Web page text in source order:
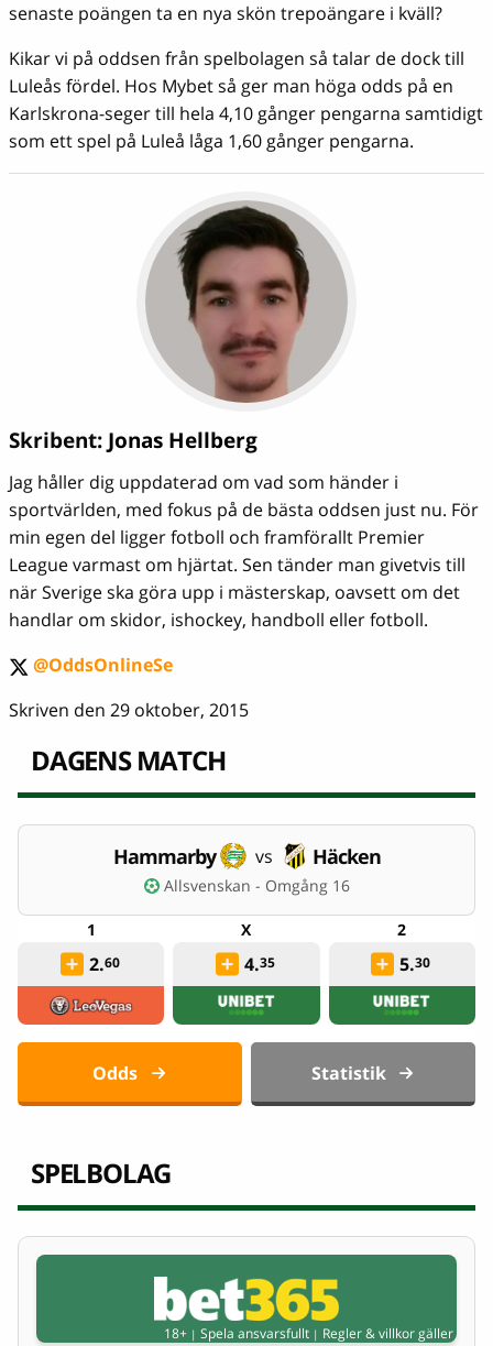
senaste poängen ta en nya skön trepoängare i kväll?
Kikar vi på oddsen från spelbolagen så talar de dock till
Luleås fördel. Hos Mybet så ger man höga odds på en
Karlskrona-seger till hela 4,10 gånger pengarna samtidigt
som ett spel på Luleå låga 1,60 gånger pengarna.
Skribent: Jonas Hellberg
Jag håller dig uppdaterad om vad som händer i
sportvärlden, med fokus på de bästa oddsen just nu. För
min egen del ligger fotboll och framförallt Premier
League varmast om hjärtat. Sen tänder man givetvis till
när Sverige ska göra upp i mästerskap, oavsett om det
handlar om skidor, ishockey, handboll eller fotboll.
twitter
@OddsOnlineSe
Skriven den 29 oktober, 2015
DAGENS MATCH
Hammarby vs Häcken
Allsvenskan - Omgång 16
2.60 4.35 5.30
Odds Statistik
SPELBOLAG
18+ | Spela ansvarsfullt | Regler & villkor gäller